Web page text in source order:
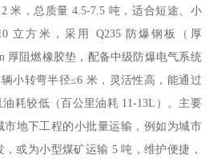
米，总质量 4.5-7.5 吨，适合短途、小
立方米，采用 Q235 防爆钢板（厚
厚阻燃橡胶垫，配备中级防爆电气系统
辆小转弯半径≤6 米，灵活性高，能通过
耗较低（百公里油耗 11-13L）。主要
市地下工程的小批量运输，例如为城市
或为小型煤矿运输 5 吨，维护便捷，